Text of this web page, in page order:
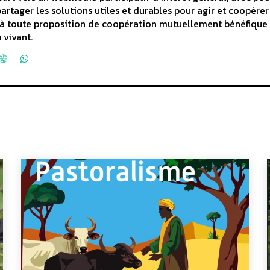
les solutions utiles et durables pour agir et coopérer
toute proposition de coopération mutuellement bénéfique
vivant.